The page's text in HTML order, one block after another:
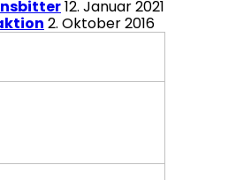
2. Oktober 2016
12. Januar 2021